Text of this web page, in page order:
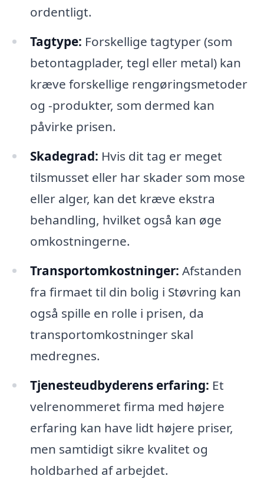
ordentligt.
Tagtype: Forskellige tagtyper (som
betontagplader, tegl eller metal) kan
kræve forskellige rengøringsmetoder
og -produkter, som dermed kan
påvirke prisen.
Skadegrad: Hvis dit tag er meget
tilsmusset eller har skader som mose
eller alger, kan det kræve ekstra
behandling, hvilket også kan øge
omkostningerne.
Transportomkostninger: Afstanden
fra firmaet til din bolig i Støvring kan
også spille en rolle i prisen, da
transportomkostninger skal
medregnes.
Tjenesteudbyderens erfaring: Et
velrenommeret firma med højere
erfaring kan have lidt højere priser,
men samtidigt sikre kvalitet og
holdbarhed af arbejdet.